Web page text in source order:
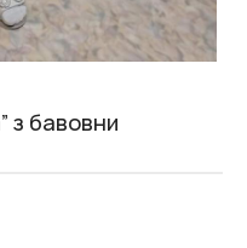
з бавовни